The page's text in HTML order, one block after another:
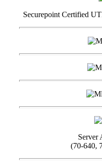
Securepoint Certified
Server
(70-640,